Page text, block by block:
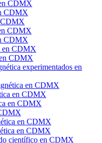
CDMX
CDMX
CDMX
CDMX
CDMX
en CDMX
CDMX
experimentados en
en CDMX
en CDMX
en CDMX
en CDMX
en CDMX
científico en CDMX